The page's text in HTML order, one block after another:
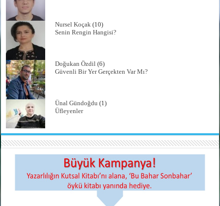
Nursel Koçak (10)
Senin Rengin Hangisi?
Doğukan Özdil (6)
Güvenli Bir Yer Gerçekten Var Mı?
Ünal Gündoğdu (1)
Üfleyenler